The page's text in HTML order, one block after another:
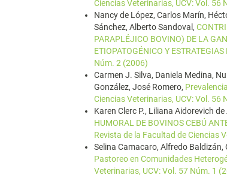
Ciencias Veterinarias, UCV: Vol. 56
Nancy de López, Carlos Marín,
Sánchez, Alberto Sandoval,
PARAPLÉJICO BOVINO) DE LA
ETIOPATOGÉNICO Y ESTRATEGIAS
Núm. 2 (2006)
Carmen J. Silva, Daniela Medina,
González, José Romero,
Ciencias Veterinarias, UCV: Vol. 56
Karen Clerc P., Liliana Aidorevich
HUMORAL DE BOVINOS CEBÚ
Revista de la Facultad de Ciencias
Selina Camacaro, Alfredo Baldizán,
Pastoreo en Comunidades
Veterinarias, UCV: Vol. 57 Núm. 1